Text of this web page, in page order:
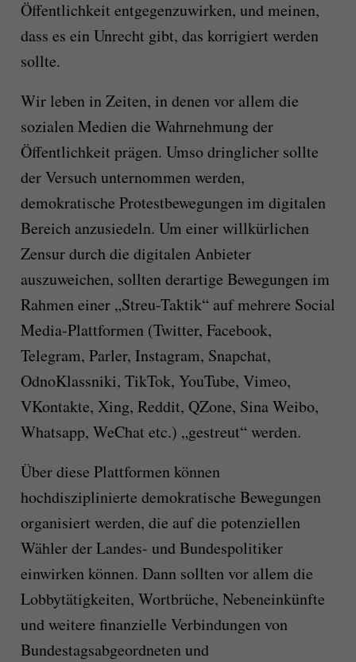
Öffentlichkeit entgegenzuwirken, und meinen,
dass es ein Unrecht gibt, das korrigiert werden
sollte.
Wir leben in Zeiten, in denen vor allem die
sozialen Medien die Wahrnehmung der
Öffentlichkeit prägen. Umso dringlicher sollte
der Versuch unternommen werden,
demokratische Protestbewegungen im digitalen
Bereich anzusiedeln. Um einer willkürlichen
Zensur durch die digitalen Anbieter
auszuweichen, sollten derartige Bewegungen im
Rahmen einer „Streu-Taktik“ auf mehrere Social
Media-Plattformen (Twitter, Facebook,
Telegram, Parler, Instagram, Snapchat,
OdnoKlassniki, TikTok, YouTube, Vimeo,
VKontakte, Xing, Reddit, QZone, Sina Weibo,
Whatsapp, WeChat etc.) „gestreut“ werden.
Über diese Plattformen können
hochdisziplinierte demokratische Bewegungen
organisiert werden, die auf die potenziellen
Wähler der Landes- und Bundespolitiker
einwirken können. Dann sollten vor allem die
Lobbytätigkeiten, Wortbrüche, Nebeneinkünfte
und weitere finanzielle Verbindungen von
Bundestagsabgeordneten und